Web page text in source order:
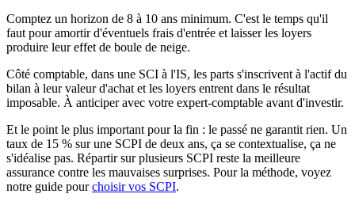
Comptez un horizon de 8 à 10 ans minimum. C'est le temps qu'il
faut pour amortir d'éventuels frais d'entrée et laisser les loyers
produire leur effet de boule de neige.
Côté comptable, dans une SCI à l'IS, les parts s'inscrivent à l'actif du
bilan à leur valeur d'achat et les loyers entrent dans le résultat
imposable. À anticiper avec votre expert-comptable avant d'investir.
Et le point le plus important pour la fin : le passé ne garantit rien. Un
taux de 15 % sur une SCPI de deux ans, ça se contextualise, ça ne
s'idéalise pas. Répartir sur plusieurs SCPI reste la meilleure
assurance contre les mauvaises surprises. Pour la méthode, voyez
notre guide pourchoisir vos SCPI.